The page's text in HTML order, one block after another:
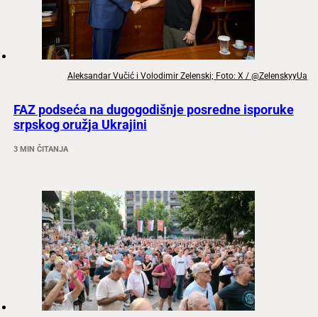
Aleksandar Vučić i Volodimir Zelenski; Foto: X / @ZelenskyyUa
FAZ podseća na dugogodišnje posredne isporuke
srpskog oružja Ukrajini
3 MIN ČITANJA